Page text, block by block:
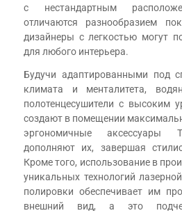
с нестандартным
отличаются разнообразием
дизайнеры с легкостью могут
для любого интерьера.
Будучи адаптированными под
климата и менталитета,
полотенцесушители с высоким
создают в помещении
эргономичные аксессуары
дополняют их, завершая
Кроме того, использование в
уникальных технологий
полировки обеспечивает им
внешний вид, а это